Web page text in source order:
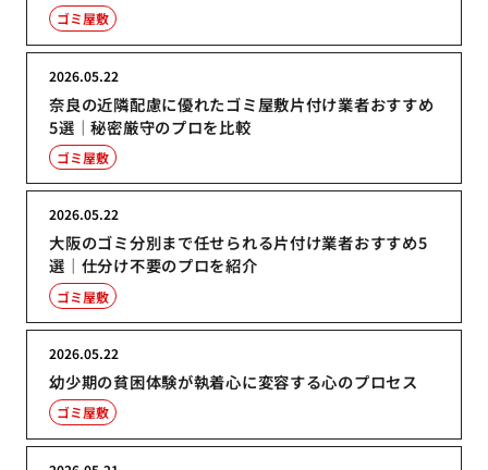
ゴミ屋敷
奈良の近隣配慮に優れたゴミ屋敷片付け業者おすすめ
5選｜秘密厳守のプロを比較
2026.05.22
ゴミ屋敷
大阪のゴミ分別まで任せられる片付け業者おすすめ5
選｜仕分け不要のプロを紹介
2026.05.22
ゴミ屋敷
幼少期の貧困体験が執着心に変容する心のプロセス
2026.05.22
ゴミ屋敷